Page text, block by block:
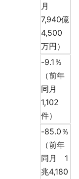
月
7,940億
4,500
万円）
-9.1％
（前年
同月
1,102
件）
-85.0％
（前年
同月 1
兆4,180